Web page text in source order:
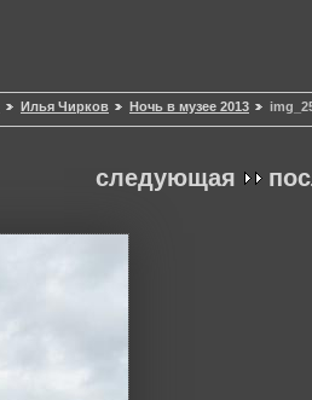
Илья Чирков Ночь в музее 2013
следующая